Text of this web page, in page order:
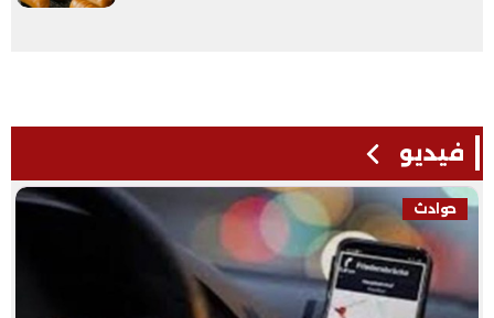
فيديو
حوادث